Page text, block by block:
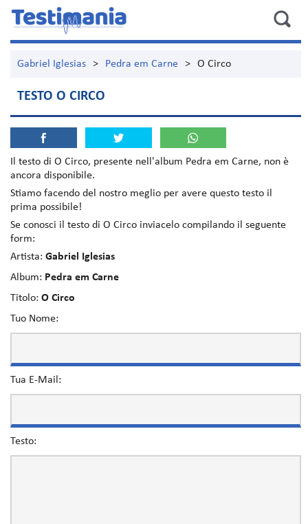
Gabriel Iglesias > Pedra em Carne > O Circo
TESTO O CIRCO
Il testo di O Circo, presente nell'album Pedra em Carne, non è
ancora disponibile.
Stiamo facendo del nostro meglio per avere questo testo il
prima possibile!
Se conosci il testo di O Circo inviacelo compilando il seguente
form:
Artista: Gabriel Iglesias
Album: Pedra em Carne
Titolo: O Circo
Tuo Nome:
Tua E-Mail:
Testo: